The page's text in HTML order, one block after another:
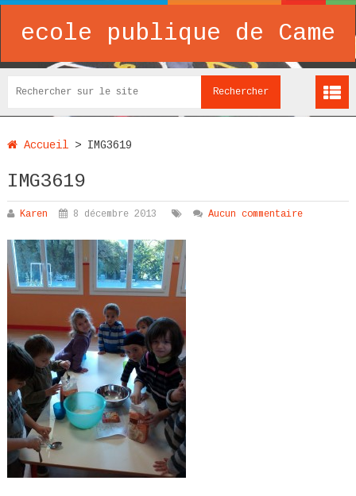
ecole publique de Came
Accueil> IMG3619
IMG3619
Karen 8 décembre 2013 Aucun commentaire